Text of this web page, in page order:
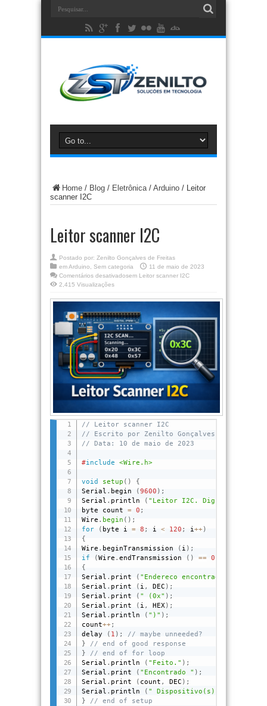
Home / Blog / Eletrônica/ Arduino / Leitor
scanner I2C
Leitor scanner I2C
Postado por: Zenilto Gonçalves de Freitas
emArduino Sem categoria
11 de maio de 2023
Comentários desativadosem Leitor scanner I2C
2,415 Visualizações
// Leitor scanner I2C
// Escrito por Zenilto Gonçalves de Freitas
// Data: 10 de maio de 2023
#include <Wire.h>
void setup ( )
{
Serial . begin ( 9600 ) ;
Serial . println ( "Leitor I2C. Digitalizando
byte count = 0 ;
Wire . begin ( ) ;
for
( byte i = 8 ; i < 120 ; i++)
{
Wire . beginTransmission ( i ) ;
if
( Wire . endTransmission ( ) == 0
{
Serial . print ( "Endereco encontrado: "
Serial . print ( i , DEC ) ;
Serial . print ( " (0x" ) ;
Serial . print ( i , HEX) ;
Serial . println ( ")" ) ;
count++;
delay
( 1 ) ;
// maybe unneeded?
}
// end of good response
}
// end of for loop
Serial . println ( "Feito." ) ;
Serial . print ( "Encontrado " ) ;
Serial . print ( count , DEC ) ;
Serial . println ( " Dispositivo(s)."
}
// end of setup